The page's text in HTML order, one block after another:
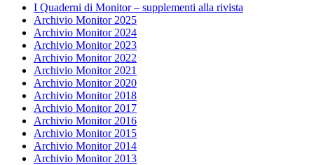
I Quaderni di Monitor – supplementi alla rivista
Archivio Monitor 2025
Archivio Monitor 2024
Archivio Monitor 2023
Archivio Monitor 2022
Archivio Monitor 2021
Archivio Monitor 2020
Archivio Monitor 2018
Archivio Monitor 2017
Archivio Monitor 2016
Archivio Monitor 2015
Archivio Monitor 2014
Archivio Monitor 2013